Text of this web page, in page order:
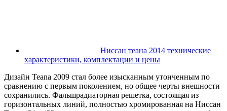
Ниссан теана 2014 технические
характеристики, комплектации и цены
Дизайн Teana 2009 стал более изысканным утонченным по
сравнению с первым поколением, но общее черты внешности
сохранились. Фальшрадиаторная решетка, состоящая из
горизонтальных линий, полностью хромированная на Ниссан